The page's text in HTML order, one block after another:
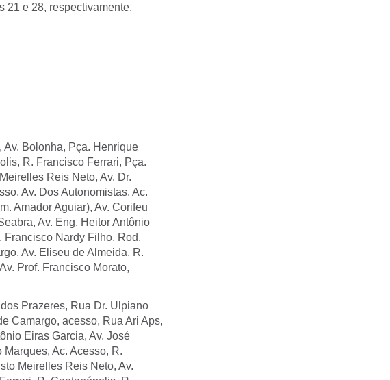
21 e 28, respectivamente.
Av. Bolonha, Pça. Henrique
R. Francisco Ferrari, Pça.
Reis Neto, Av. Dr.
Av. Dos Autonomistas, Ac.
Amador Aguiar), Av. Corifeu
Av. Eng. Heitor Antônio
Francisco Nardy Filho, Rod.
Av. Eliseu de Almeida, R.
Prof. Francisco Morato,
Prazeres, Rua Dr. Ulpiano
Camargo, acesso, Rua Ari Aps,
Eiras Garcia, Av. José
Ac. Acesso, R.
Meirelles Reis Neto, Av.